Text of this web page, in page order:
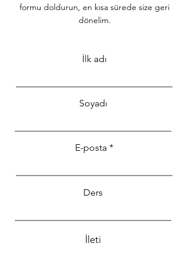
formu doldurun, en kısa sürede size geri
dönelim.
İlk adı
Soyadı
E-posta
Ders
İleti